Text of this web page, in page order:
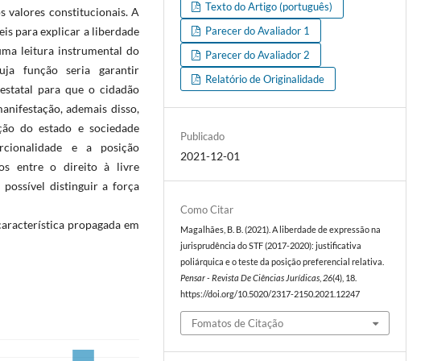
valores constitucionais. A
para explicar a liberdade
leitura instrumental do
função seria garantir
para que o cidadão
ademais disso,
do estado e sociedade
e a posição
entre o direito à livre
distinguir a força
propagada em
Texto do Artigo (português)
Parecer do Avaliador 1
Parecer do Avaliador 2
Relatório de Originalidade
Publicado
2021-12-01
Como Citar
Magalhães, B. B. (2021). A liberdade de expressão na
jurisprudência do STF (2017-2020): justificativa
poliárquica e o teste da posição preferencial relativa.
Pensar - Revista De Ciências Jurídicas 26(4), 18.
https://doi.org/10.5020/2317-2150.2021.12247
Fomatos de Citação